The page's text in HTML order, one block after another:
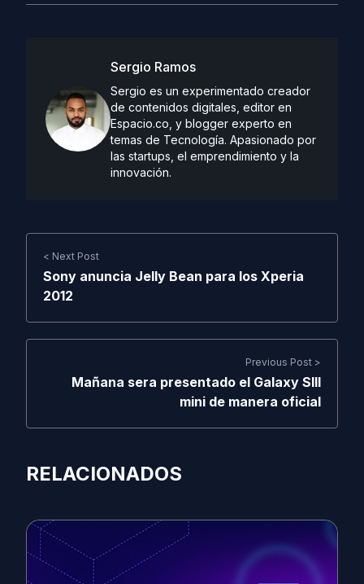
Sergio Ramos
Sergio es un experimentado creador
de contenidos digitales, editor en
Espacio.co, y blogger experto en
temas de Tecnología. Apasionado por
las startups, el emprendimiento y la
innovación.
< Next Post
Sony anuncia Jelly Bean para los Xperia
2012
Previous Post >
Mañana sera presentado el Galaxy Slll
mini de manera oficial
RELACIONADOS